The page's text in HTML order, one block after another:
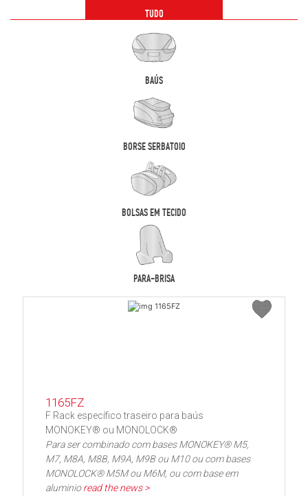
TUDO
BAÚS
BORSE SERBATOIO
BOLSAS EM TECIDO
PARA-BRISA
1165FZ
F Rack específico traseiro para baús
MONOKEY® ou MONOLOCK®
Para ser combinado com bases MONOKEY® M5,
M7, M8A, M8B, M9A, M9B ou M10 ou com bases
MONOLOCK® M5M ou M6M, ou com base em
aluminioread the news >